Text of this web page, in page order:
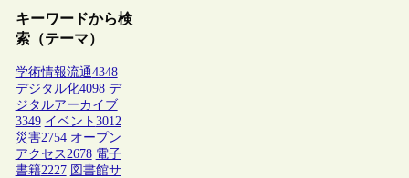
キーワードから検
索（テーマ）
学術情報流通4348
デジタル化4098 デ
ジタルアーカイブ
3349 イベント 3012
災害2754 オープン
アクセス 2678 電子
書籍2227 図書館サ